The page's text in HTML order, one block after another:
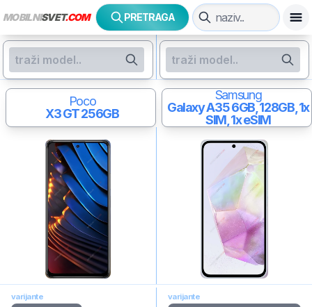
MOBILNISVET.COM PRETRAGA
Poco
X3 GT256GB
Samsung
Galaxy A356GB, 128GB, 1x
SIM, 1x eSIM
varijante varijante